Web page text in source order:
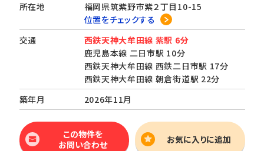
所在地
福岡県筑紫野市紫２丁目10-15
位置をチェックする
交通
西鉄天神大牟田線 紫駅 6分
鹿児島本線 二日市駅 10分
西鉄天神大牟田線 西鉄二日市駅 17分
西鉄天神大牟田線 朝倉街道駅 22分
築年月
2026年11月
この物件を
お問い合わせ
お気に入りに追加